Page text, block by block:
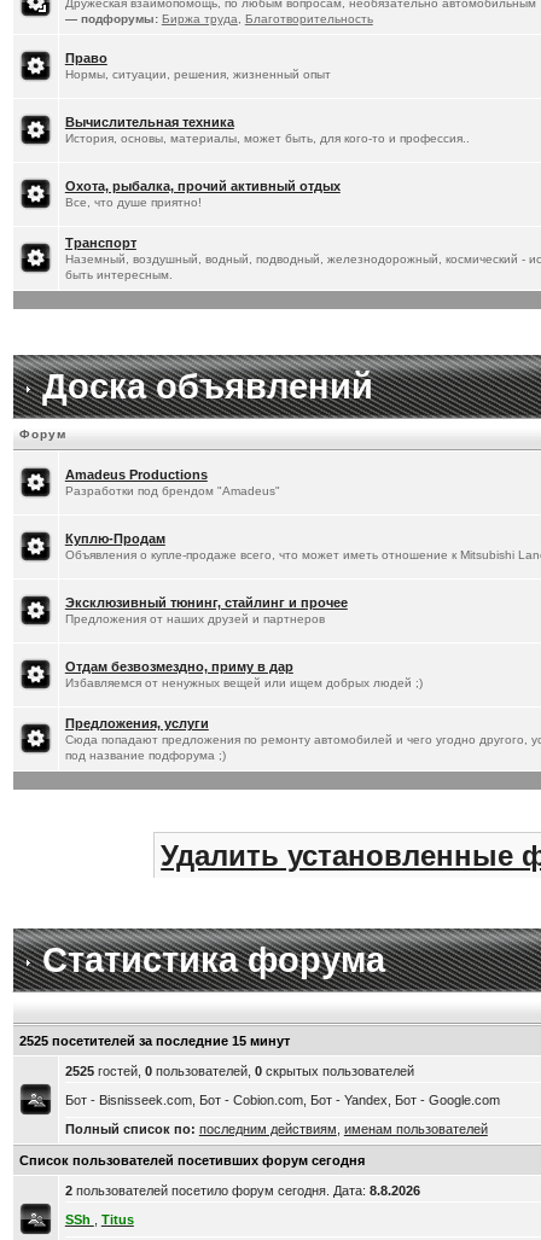
Дружеская взаимопомощь, по любым вопросам, необязательно автомобильным
— подфорумы: Биржа труда Благотворительность
Право
Нормы, ситуации, решения, жизненный опыт
Вычислительная техника
История, основы, материалы, может быть, для кого-то и профессия..
Охота, рыбалка, прочий активный отдых
Все, что душе приятно!
Транспорт
Наземный, воздушный, водный, подводный, железнодорожный, космический -
быть интересным.
Доска объявлений
Форум
Amadeus Productions
Разработки под брендом "Amadeus"
Куплю-Продам
Объявления о купле-продаже всего, что может иметь отношение к Mitsubishi
Эксклюзивный тюнинг, стайлинг и прочее
Предложения от наших друзей и партнеров
Отдам безвозмездно, приму в дар
Избавляемся от ненужных вещей или ищем добрых людей ;)
Предложения, услуги
Сюда попадают предложения по ремонту автомобилей и чего угодно другого,
под название подфорума ;)
Удалить установленные
Статистика форума
2525 посетителей за последние 15 минут
2525гостей, 0пользователей, 0скрытых пользователей
Бот - Bisnisseek.com, Бот - Cobion.com, Бот - Yandex, Бот - Google.com
Полный список по: последним действиям именам пользователей
Список пользователей посетивших форум сегодня
2пользователей посетило форум сегодня. Дата: 8.8.2026
SSh
Titus